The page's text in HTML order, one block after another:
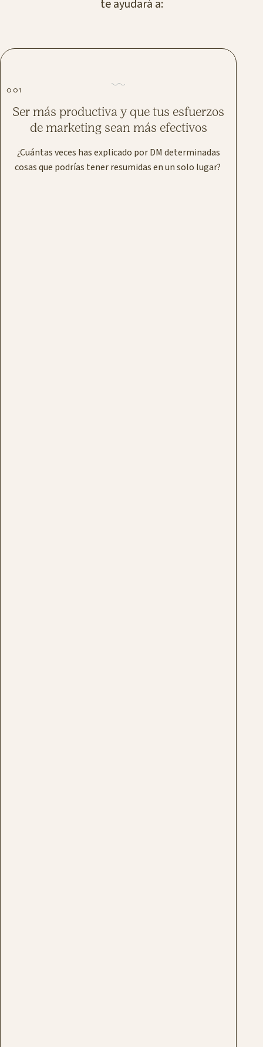
te ayudará a:
001
Ser más productiva y que tus esfuerzos
de marketing sean más efectivos
¿Cuántas veces has explicado por DM determinadas
cosas que podrías tener resumidas en un solo lugar?